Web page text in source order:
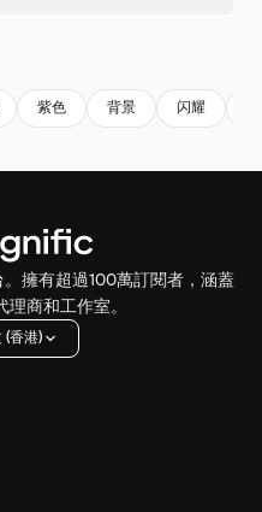
紫色 背景 闪耀
擁有超過100萬訂閱者，涵蓋
商和工作室。
(香港)